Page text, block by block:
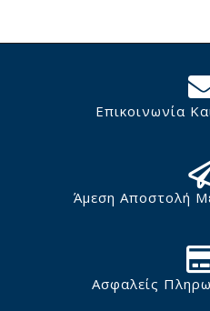
Επικοινωνία
Άμεση Αποστολή
Ασφαλείς